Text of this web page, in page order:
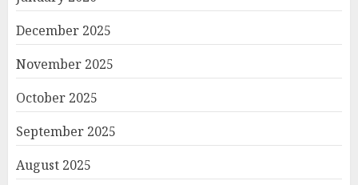
December 2025
November 2025
October 2025
September 2025
August 2025